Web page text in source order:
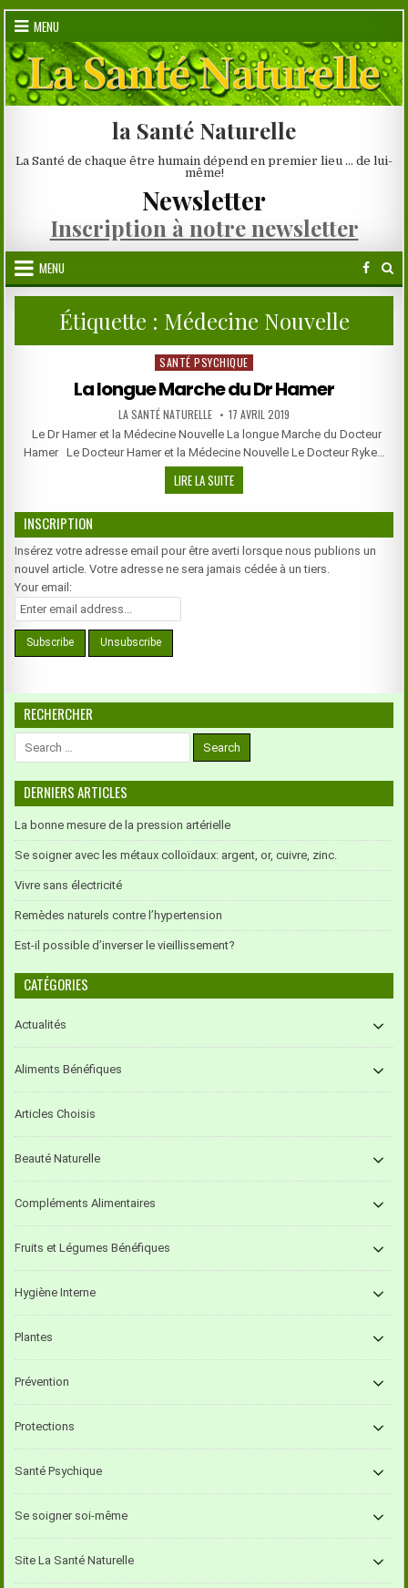
Skip
content
MENU
la Santé Naturelle
La Santé de chaque être humain dépend en premier lieu … de lui-
même!
Newsletter
Inscription à notre newsletter
MENU
Étiquette : Médecine Nouvelle
Posted
in
SANTÉ PSYCHIQUE
La longue Marche du Dr Hamer
AUTHOR:
LA SANTÉ NATURELLE PUBLISHED
DATE:
17 AVRIL 2019
Le Dr Hamer et la Médecine Nouvelle La longue Marche du Docteur
Hamer Le Docteur Hamer et la Médecine Nouvelle Le Docteur Ryke…
LIRE LA SUITELA
LONGUE
MARCHE
DU
DR
HAMER
INSCRIPTION
Insérez votre adresse email pour être averti lorsque nous publions un
nouvel article. Votre adresse ne sera jamais cédée à un tiers.
Your email:
RECHERCHER
DERNIERS ARTICLES
La bonne mesure de la pression artérielle
Se soigner avec les métaux colloïdaux: argent, or, cuivre, zinc.
Vivre sans électricité
Remèdes naturels contre l’hypertension
Est-il possible d’inverser le vieillissement?
CATÉGORIES
Actualités
Aliments Bénéfiques
Articles Choisis
Beauté Naturelle
Compléments Alimentaires
Fruits et Légumes Bénéfiques
Hygiène Interne
Plantes
Prévention
Protections
Santé Psychique
Se soigner soi-même
Site La Santé Naturelle